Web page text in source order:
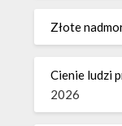
Złote
Cienie ludzi
2026